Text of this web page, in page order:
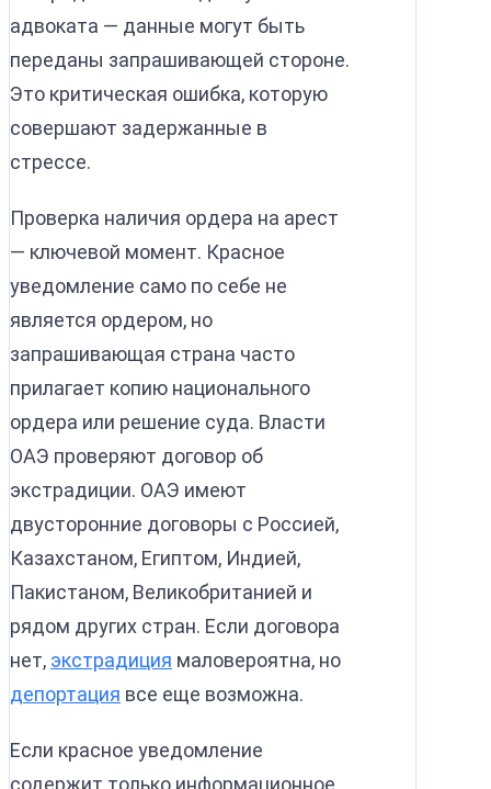
адвоката — данные могут быть
переданы запрашивающей стороне.
Это критическая ошибка, которую
совершают задержанные в
стрессе.
Проверка наличия ордера на арест
— ключевой момент. Красное
уведомление само по себе не
является ордером, но
запрашивающая страна часто
прилагает копию национального
ордера или решение суда. Власти
ОАЭ проверяют договор об
экстрадиции. ОАЭ имеют
двусторонние договоры с Россией,
Казахстаном, Египтом, Индией,
Пакистаном, Великобританией и
рядом других стран. Если договора
нет, экстрадиция маловероятна, но
депортация все еще возможна.
Если красное уведомление
содержит только информационное